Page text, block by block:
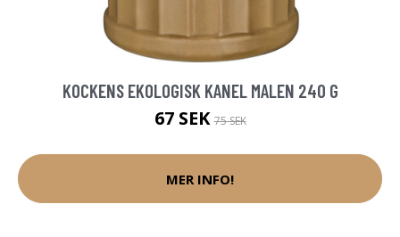
KOCKENS EKOLOGISK KANEL MALEN 240 G
67 SEK75 SEK
MER INFO!